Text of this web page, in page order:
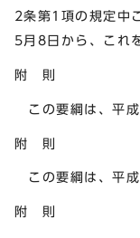
2条第1項の規定中
5月8日から、これ
附 則
この要綱は、平
附 則
この要綱は、平
附 則